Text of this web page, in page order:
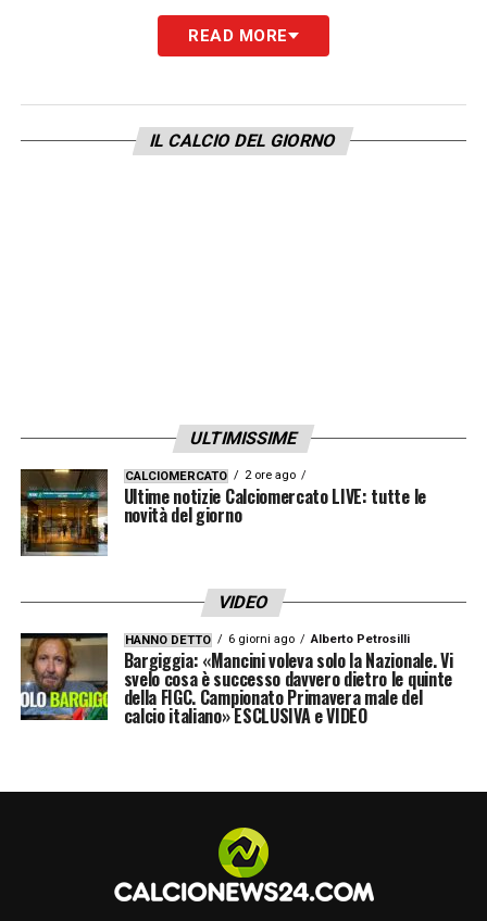
Ultime Notizie Serie A: tutte le novità del
giorno sul massimo campionato italiano
In questo scenario, la linea scelta daCairoe
dal direttore sportivoGianluca Petrachi
Torino, il comunicato ufficiale su
Gazzi
Questo il comunicato pubblicato dal club
granata: «
annunciare che dal 1° luglio 2026
Alessandro Gazzi sarà il nuovo Team
Manager della prima squadra.
Gazzi è nato a Feltre (provincia di Belluno) il
2000-2001. In carriera ha indossato anche le
maglie di Viterbese, Bari, Reggina, Siena,
READ MORE
IL CALCIO DEL GIORNO
ULTIMISSIME
CALCIOMERCATO 2 ore ago
Ultime notizie Calciomercato LIVE: tutte le
novità del giorno
VIDEO
HANNO DETTO 6 giorni ago Alberto Petrosilli
Bargiggia: «Mancini voleva solo la Nazionale. Vi
svelo cosa è successo davvero dietro le quinte
della FIGC. Campionato Primavera male del
calcio italiano» ESCLUSIVA e VIDEO